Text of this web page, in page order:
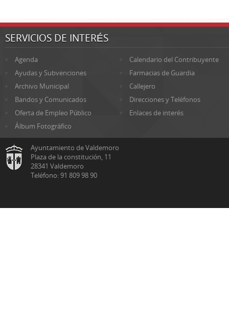
SERVICIOS DE INTERÉS
Agenda
Calendario del Contribuyente
Ayudas y Subvenciones
Farmacias de Guardia
Archivo Municipal
Callejero
Bandos y Comunicados
Direcciones y Teléfonos
Oferta de Empleo Público
Enlaces de interés
Álbum Fotográfico
Ayuntamiento de Valdemoro
Plaza de la constitución, 11
28341 Valdemoro
Teléfono: 91 809 98 90